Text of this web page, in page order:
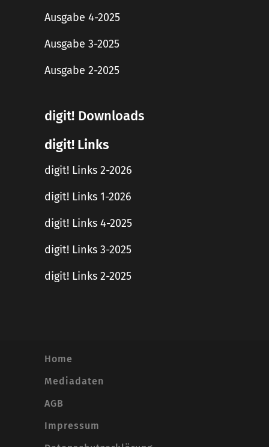
Ausgabe 4-2025
Ausgabe 3-2025
Ausgabe 2-2025
digit! Downloads
digit! Links
digit! Links 2-2026
digit! Links 1-2026
digit! Links 4-2025
digit! Links 3-2025
digit! Links 2-2025
Home
Mediadaten
AGB
Impressum